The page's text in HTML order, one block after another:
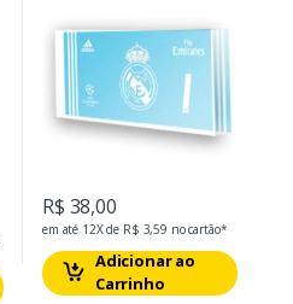
R$ 38,00
em até 12X de R$ 3,59 no cartão*
Adicionar ao
Carrinho